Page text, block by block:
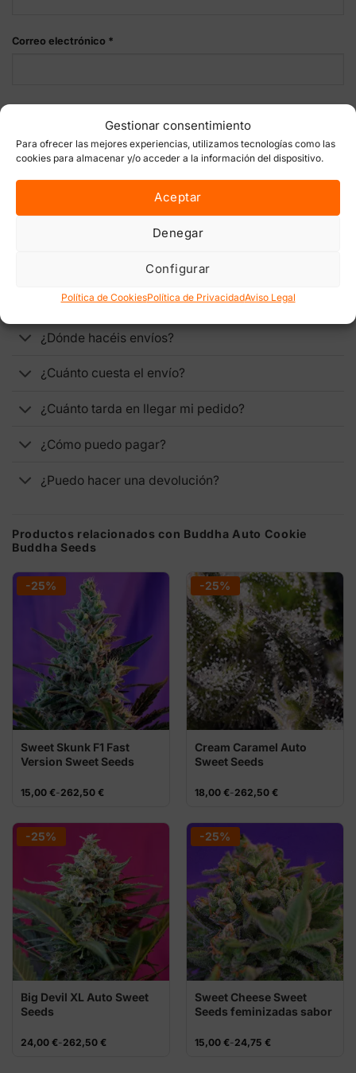
Gestionar consentimiento
Para ofrecer las mejores experiencias, utilizamos tecnologías como las
cookies para almacenar y/o acceder a la información del dispositivo.
Aceptar
Denegar
Configurar
Política de CookiesPolítica de PrivacidadAviso Legal
Correo electrónico *
navegador para la próxima vez que comente.
¿Mi envío es discreto?
¿Dónde hacéis envíos?
¿Cuánto cuesta el envío?
¿Cuánto tarda en llegar mi pedido?
¿Cómo puedo pagar?
¿Puedo hacer una devolución?
Productos relacionados con Buddha Auto Cookie
Buddha Seeds
-25%
Sweet Skunk F1 Fast
Version Sweet Seeds
15,00 €-262,50 €
Rango
15,00 €
hasta
262,50 €
-25%
Cream Caramel Auto
Sweet Seeds
18,00 €-262,50 €
Rango
18,00 €
hasta
262,50 €
-25%
Big Devil XL Auto Sweet
Seeds
24,00 €-262,50 €
Rango
-25%
Sweet Cheese Sweet
Seeds feminizadas sabor
15,00 €-24,75 €
Rango